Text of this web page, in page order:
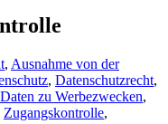
, Ausnahme von der
, Datenschutzrecht,
zu Werbezwecken,
Zugangskontrolle,